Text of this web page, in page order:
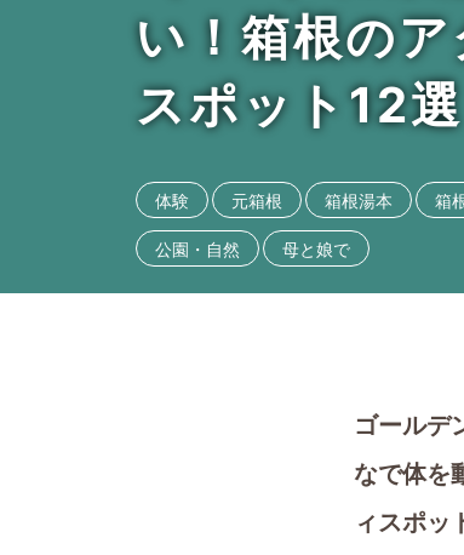
い！箱根の
スポット12選
体験 元箱根 箱根湯本 箱
公園・自然 母と娘で
ゴールデ
なで体を
ィスポッ